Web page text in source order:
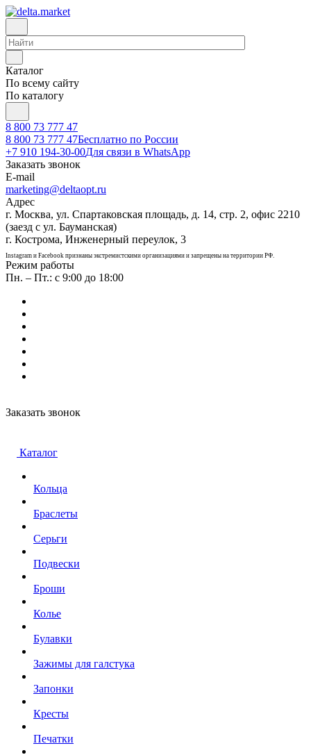
Каталог
По всему сайту
По каталогу
8 800 73 777 47
8 800 73 777 47Бесплатно по России
+7 910 194-30-00Для связи в WhatsApp
Заказать звонок
E-mail
marketing@deltaopt.ru
Адрес
г. Москва, ул. Спартаковская площадь, д. 14, стр. 2, офис 2210
(заезд с ул. Бауманская)
г. Кострома, Инженерный переулок, 3
Instagram и Facebook признаны экстремистскими организациями и запрещены на территории РФ.
Режим работы
Пн. – Пт.: с 9:00 до 18:00
Заказать звонок
Каталог
Кольца
Браслеты
Серьги
Подвески
Броши
Колье
Булавки
Зажимы для галстука
Запонки
Кресты
Печатки